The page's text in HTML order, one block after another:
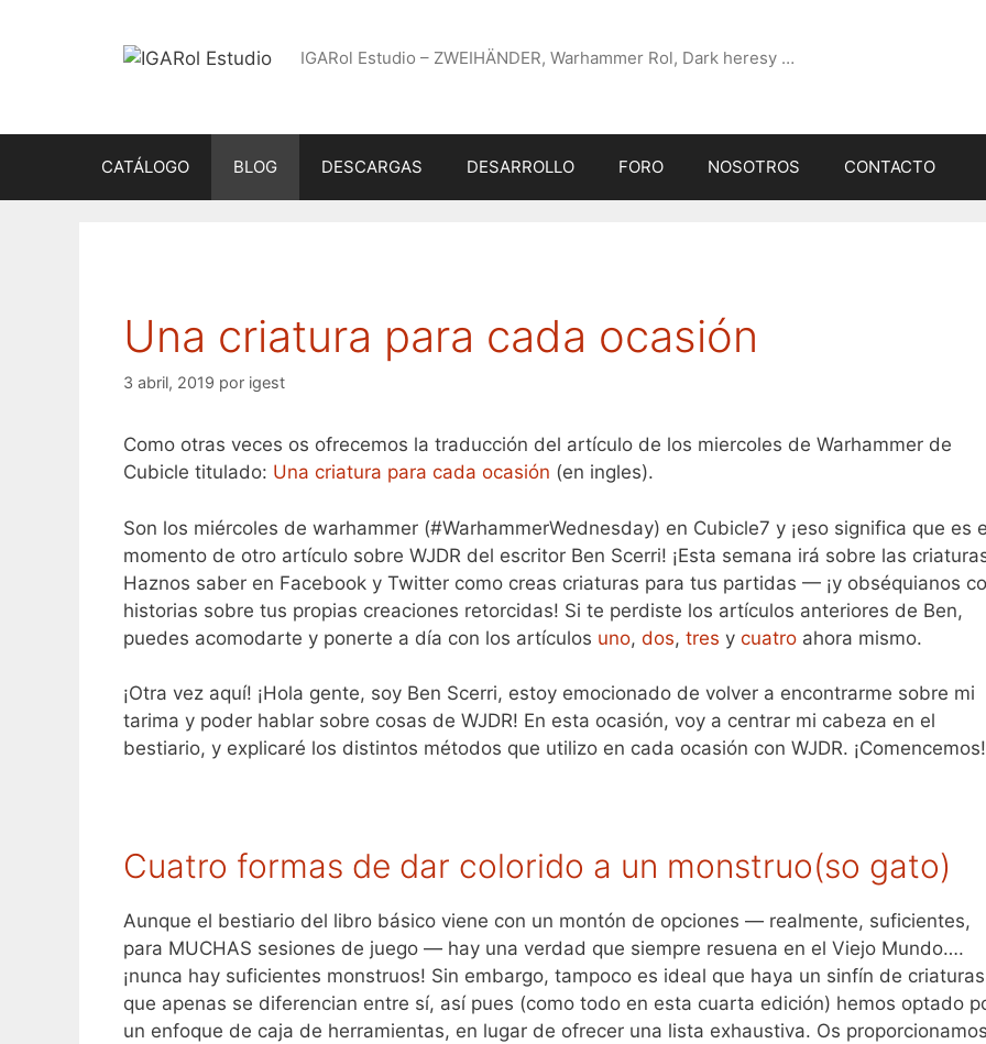
IGARol Estudio – ZWEIHÄNDER, Warhammer Rol, Dark heresy …
CATÁLOGO BLOG DESCARGAS DESARROLLO FORO NOSOTROS CONTACTO
Una criatura para cada ocasión
3 abril, 2019 por igest
Como otras veces os ofrecemos la traducción del artículo de los miercoles de Warhammer de
Cubicle titulado: Una criatura para cada ocasión (en ingles).
Son los miércoles de warhammer (#WarhammerWednesday) en Cubicle7 y ¡eso significa que es
momento de otro artículo sobre WJDR del escritor Ben Scerri! ¡Esta semana irá sobre las
Haznos saber en Facebook y Twitter como creas criaturas para tus partidas — ¡y obséquianos
historias sobre tus propias creaciones retorcidas! Si te perdiste los artículos anteriores de Ben,
puedes acomodarte y ponerte a día con los artículos uno, dos, tres y cuatro ahora mismo.
¡Otra vez aquí! ¡Hola gente, soy Ben Scerri, estoy emocionado de volver a encontrarme sobre mi
tarima y poder hablar sobre cosas de WJDR! En esta ocasión, voy a centrar mi cabeza en el
bestiario, y explicaré los distintos métodos que utilizo en cada ocasión con WJDR. ¡Comencemos!
Cuatro formas de dar colorido a un monstruo(so gato)
Aunque el bestiario del libro básico viene con un montón de opciones — realmente, suficientes,
para MUCHAS sesiones de juego — hay una verdad que siempre resuena en el Viejo Mundo….
¡nunca hay suficientes monstruos! Sin embargo, tampoco es ideal que haya un sinfín de criaturas
que apenas se diferencian entre sí, así pues (como todo en esta cuarta edición) hemos optado
un enfoque de caja de herramientas, en lugar de ofrecer una lista exhaustiva. Os